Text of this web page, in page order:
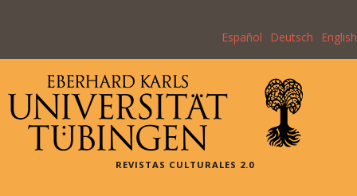
Español Deutsch English
REVISTAS CULTURALES 2.0